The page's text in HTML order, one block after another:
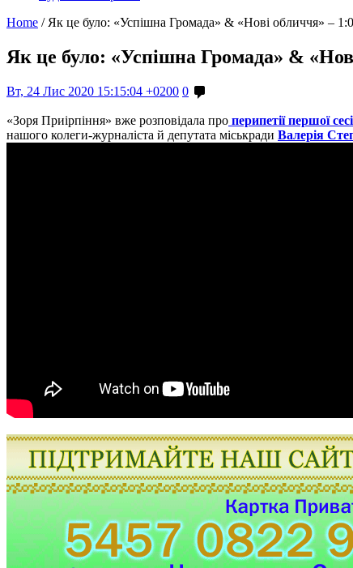
Home / Як це було: «Успішна Громада» & «Нові обличчя» –
Як це було: «Успішна Громада» &
Вт, 24 Лис 2020 15:15:04 +0200 0
«Зоря Приірпіння» вже розповідала про перипетії першої
нашого колеги-журналіста й депутата міськради Валерія